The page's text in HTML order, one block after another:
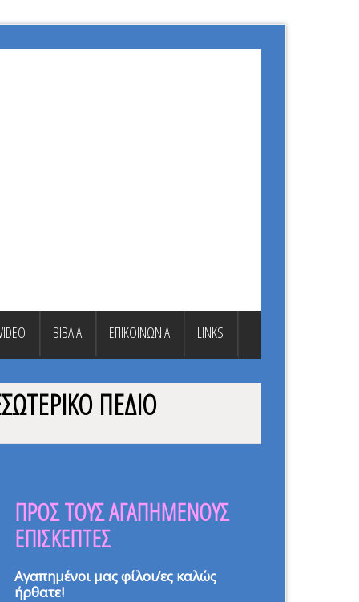
ΒΙΒΛΙΑ ΕΠΙΚΟΙΝΩΝΙΑ LINKS
ΠΕΔΙΟ
ΠΡΟΣ ΤΟΥΣ ΑΓΑΠΗΜΕΝΟΥΣ
ΕΠΙΣΚΕΠΤΕΣ
Αγαπημένοι μας φίλοι/ες καλώς
ήρθατε!